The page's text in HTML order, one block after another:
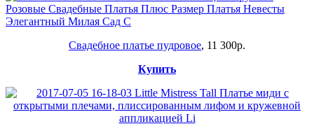
Свадебное платье пудровое, 11 300р.
Купить